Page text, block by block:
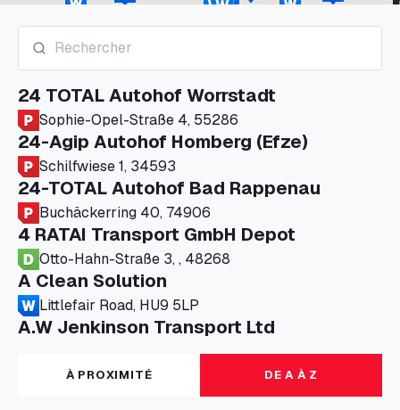
24 TOTAL Autohof Worrstadt
Sophie-Opel-Straße 4, 55286
24-Agip Autohof Homberg (Efze)
Schilfwiese 1, 34593
24-TOTAL Autohof Bad Rappenau
Buchäckerring 40, 74906
4 RATAI Transport GmbH Depot
Otto-Hahn-Straße 3, , 48268
A Clean Solution
Littlefair Road, HU9 5LP
A.W Jenkinson Transport Ltd
Progress House, ME11 5GA
A+G Nettetal - Depot Parking
Am Panneschopp 7, 41334
À PROXIMITÉ DE A À Z